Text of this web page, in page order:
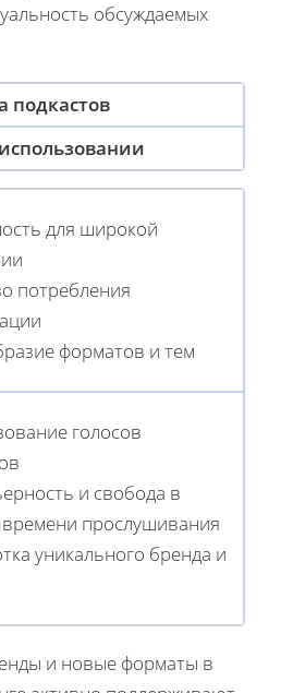
обсуждаемых
подкастов
для широкой
потребления
форматов и тем
голосов
и свобода в
прослушивания
уникального бренда и
и новые форматы в